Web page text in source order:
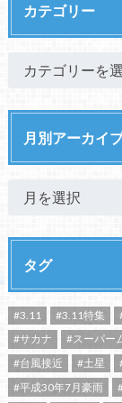
カテゴリー
月別アーカイ
タグ
#3.11 #3.11特集
#サカナ
#スーパー
#台風接近
#土星
#平成30年7月豪雨